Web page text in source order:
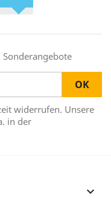
widerrufen. Unsere
in der
